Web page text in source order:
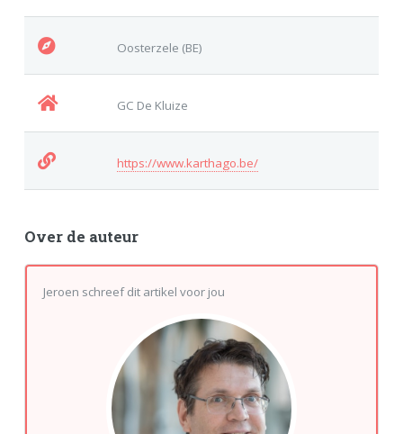
Oosterzele (BE)
GC De Kluize
https://www.karthago.be/
Over de auteur
Jeroen schreef dit artikel voor jou